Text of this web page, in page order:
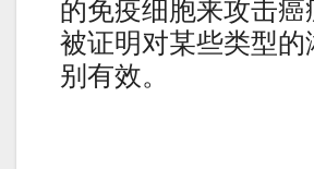
的免疫细胞来攻击癌
被证明对某些类型的
别有效。